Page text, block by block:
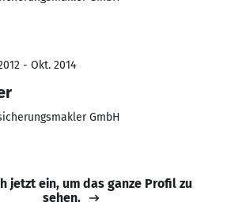
- Okt. 2014
GmbH
jetzt ein, um das ganze Profil zu
sehen.